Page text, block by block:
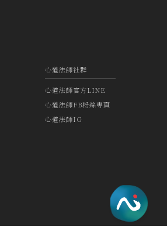
心道法師社群
心道法師官方LINE
心道法師FB粉絲專頁
心道法師IG